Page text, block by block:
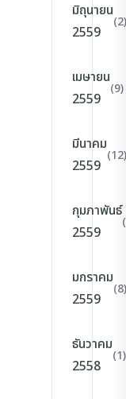
มิถุนายน
2559
(2)
เมษายน
2559
(9)
มีนาคม
2559
(12)
กุมภาพันธ์
2559
มกราคม
2559
(8)
ธันวาคม
2558
(1)